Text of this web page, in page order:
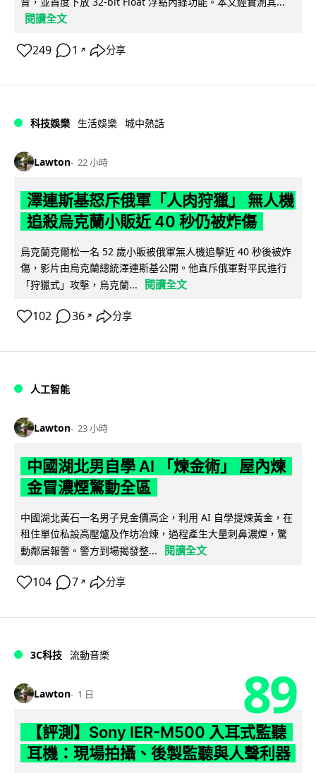
閱讀全文
249 1 ↗ 分享
科技娛樂 生活娛樂 城中熱話
Lawton 22 小時
澤連斯基怒斥俄軍「人肉狩獵」 無人機
追殺烏克蘭小販近 40 秒仍被炸傷
烏克蘭克爾松一名 52 歲小販被俄軍無人機追擊近 40 秒後被炸
傷，影片由烏克蘭總統澤連斯基公開。他直斥俄軍對平民進行
「狩獵式」攻擊，烏克蘭...
閱讀全文
102 36 ↗ 分享
人工智能
Lawton 23 小時
中國湖北男自學 AI 「煉金術」 屋內煉
金冒濃煙驚動全區
中國湖北黃石一名男子見金價高企，利用 AI 自學提煉黃金，在
租住單位私設高壓爐及作坊冶煉，過程產生大量刺鼻濃煙，驚
動鄰居報警。警方到場揭發整...
閱讀全文
104 7 ↗ 分享
3C科技 流動音樂
Lawton 1 日 89
【評測】Sony IER-M500 入耳式監聽
耳機：現場拍攝、後製監聽與人聲利器